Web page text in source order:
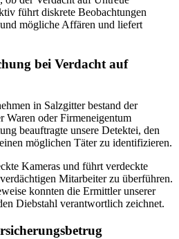
führt diskrete Beobachtungen
mögliche Affären und liefert
bei Verdacht auf
in Salzgitter bestand der
Waren oder Firmeneigentum
beauftragte unsere Detektei, den
möglichen Täter zu identifizieren.
Kameras und führt verdeckte
Mitarbeiter zu überführen.
konnten die Ermittler unserer
Diebstahl verantwortlich zeichnet.